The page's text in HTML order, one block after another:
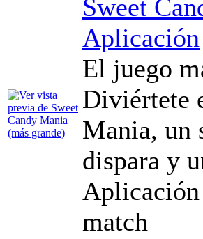
Sweet
Aplicación
El juego
Diviértete
Mania, un
dispara y
Aplicación
match